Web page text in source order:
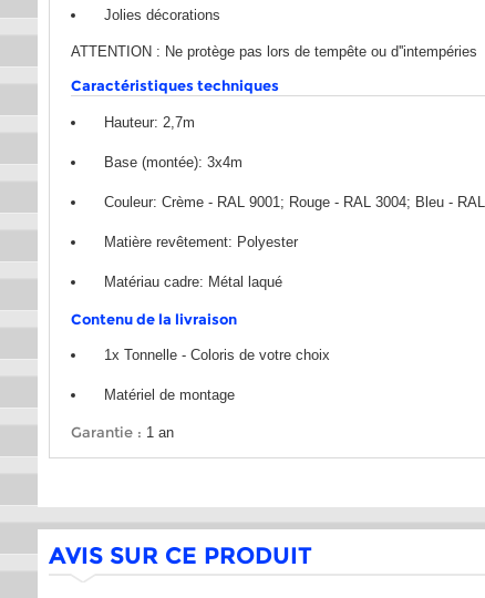
Jolies décorations
ATTENTION : Ne protège pas lors de tempête ou d''intempéries
Caractéristiques techniques
Hauteur: 2,7m
Base (montée): 3x4m
Couleur: Crème - RAL 9001; Rouge - RAL 3004; Bleu -
Matière revêtement: Polyester
Matériau cadre: Métal laqué
Contenu de la livraison
1x Tonnelle - Coloris de votre choix
Matériel de montage
Garantie : 1 an
AVIS SUR CE PRODUIT